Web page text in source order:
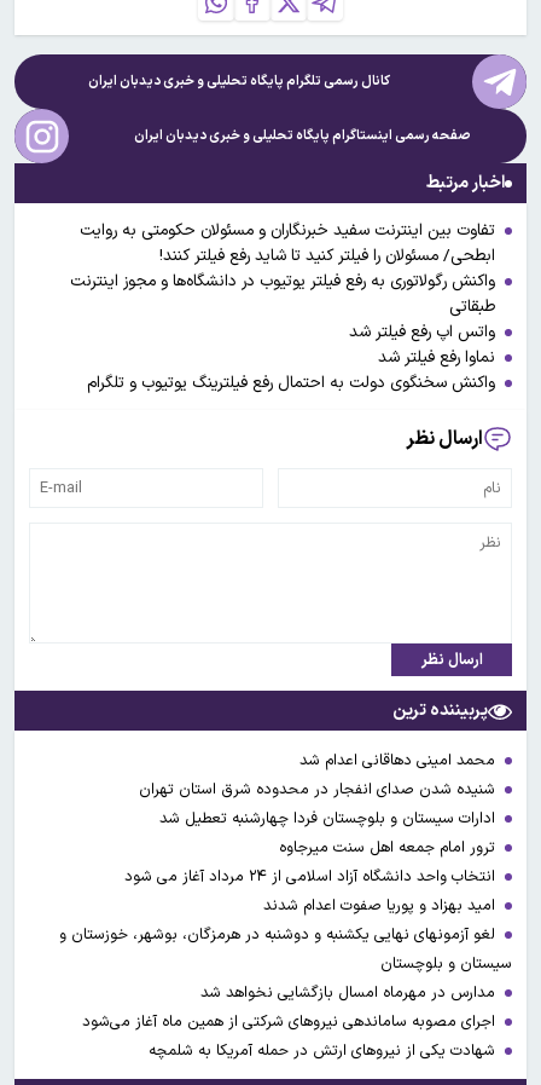
کانال رسمی تلگرام پایگاه تحلیلی و خبریدیدبان ایران
صفحه رسمی اینستاگرام پایگاه تحلیلی و خبریدیدبان ایران
اخبار مرتبط
تفاوت بین اینترنت سفید خبرنگاران و مسئولان حکومتی به روایت
ابطحی/ مسئولان را فیلتر کنید تا شاید رفع فیلتر کنند!
واکنش رگولاتوری به رفع فیلتر یوتیوب در دانشگاه‌ها و مجوز اینترنت
طبقاتی
واتس اپ رفع فیلتر شد
نماوا رفع فیلتر شد
واکنش سخنگوی دولت به احتمال رفع فیلترینگ یوتیوب و تلگرام
ارسال نظر
ارسال نظر
پربیننده ترین
محمد امینی دهاقانی اعدام شد
شنیده شدن صدای انفجار در محدوده شرق استان تهران
ادارات سیستان و بلوچستان فردا چهارشنبه تعطیل شد
ترور امام جمعه اهل سنت میرجاوه
انتخاب واحد دانشگاه آزاد اسلامی از ۲۴ مرداد آغاز می شود
امید بهزاد و پوریا صفوت اعدام شدند
لغو آزمونهای نهایی یکشنبه و دوشنبه در هرمزگان، بوشهر، خوزستان و
سیستان و بلوچستان
مدارس در مهرماه امسال بازگشایی نخواهد شد
اجرای مصوبه ساماندهی نیرو‌های شرکتی از همین ماه آغاز می‌شود
شهادت یکی از نیروهای ارتش در حمله آمریکا به شلمچه